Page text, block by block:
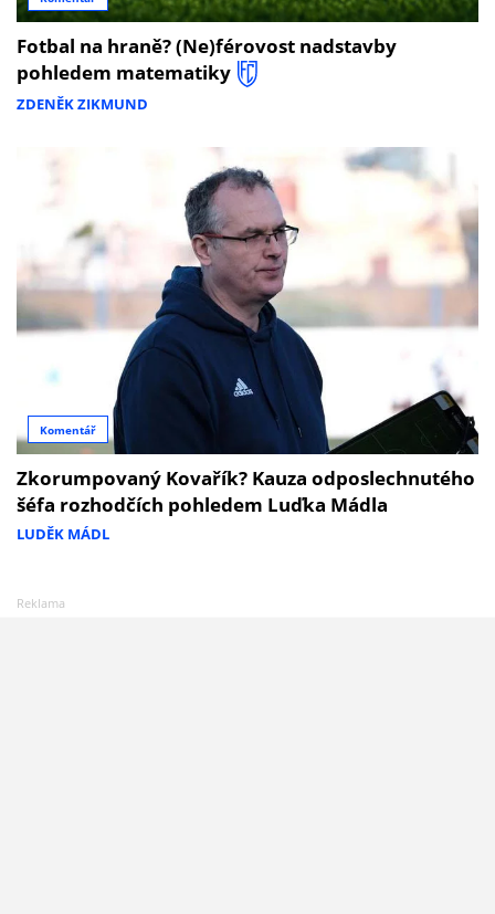
Fotbal na hraně? (Ne)férovost nadstavby
pohledem matematiky
ZDENĚK ZIKMUND
Komentář
Zkorumpovaný Kovařík? Kauza odposlechnutého
šéfa rozhodčích pohledem Luďka Mádla
LUDĚK MÁDL